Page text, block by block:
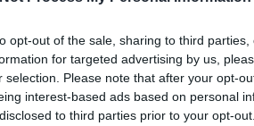
opt-out of the sale, sharing to third
for targeted advertising by us,
selection. Please note that after your opt-
interest-based ads based on personal
to third parties prior to your opt-
hozott magával nagyon sok egyéb
szükség van, és meg is engedem
időm komolyabb munkába
ami egyszerű, gyorsan